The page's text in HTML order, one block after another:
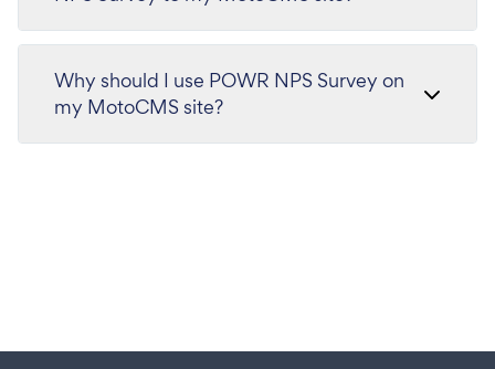
Why should I use POWR NPS Survey on
my MotoCMS site?